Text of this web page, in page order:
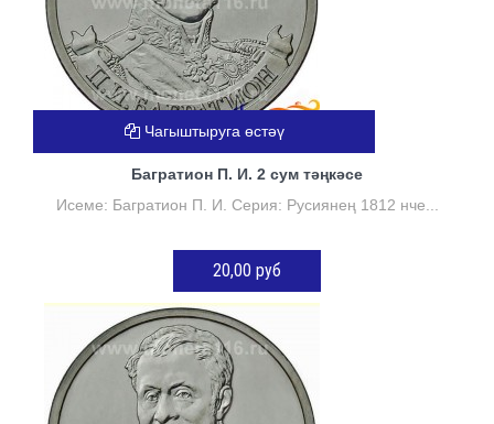
Багратион П. И. 2 сум тәңкәсе
Исеме: Багратион П. И. Серия: Русиянең 1812 нче...
20,00 руб
КӘРҖИНГӘ ӨСТӘҮ
Чагыштыруга өстәү